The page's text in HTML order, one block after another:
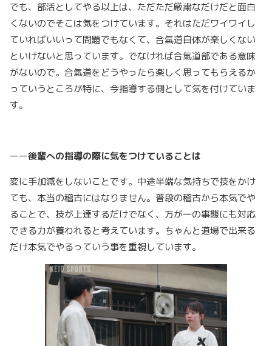
でも、部活としてやる以上は、ただただ厳粛なだけだと面白
くないのでそこは気をつけています。それはただワイワイし
ていればいいって問題でもなくて、合氣道自体が楽しくない
といけないと思っています。でなければ合氣道部である意味
がないので。合氣道をどうやったら楽しく思ってもらえるか
っていうところが特に、今指導する側として気を付けていま
す。
ーー後輩への指導の際に気をつけていることは
変に手加減をしないことです。中途半端な気持ちで技をかけ
ても、本当の稽古にはなりません。普段の稽古から本気でや
ることで、技が上達するだけでなく、万が一の事態にも対応
できる力が養われると考えています。 ちゃんと道場で出来る
だけ本気でやるっていう事を重視しています。